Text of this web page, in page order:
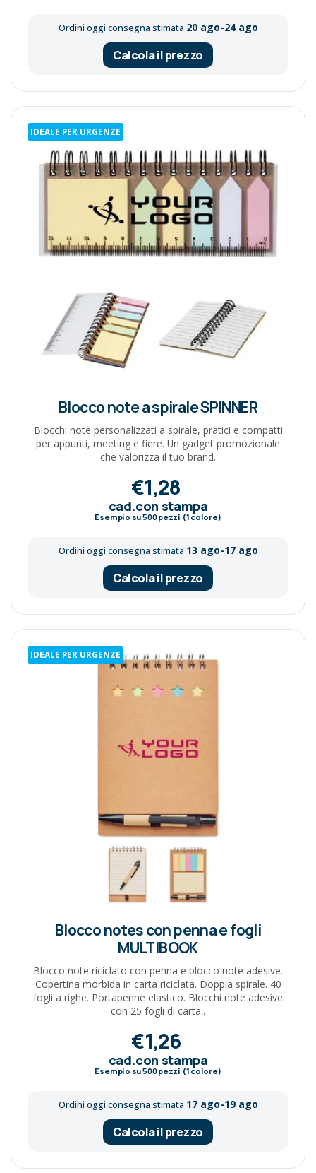
Ordini oggi consegna stimata 20 ago-24 ago
Calcola il prezzo
IDEALE PER URGENZE
Blocco note a spirale SPINNER
Blocchi note personalizzati a spirale, pratici e compatti
per appunti, meeting e fiere. Un gadget promozionale
che valorizza il tuo brand.
€1,28
cad.con stampa
Esempio su500pezzi (1 colore)
Ordini oggi consegna stimata 13 ago-17 ago
Calcola il prezzo
IDEALE PER URGENZE
Blocco notes con penna e fogli
MULTIBOOK
Blocco note riciclato con penna e blocco note adesive.
Copertina morbida in carta riciclata. Doppia spirale. 40
fogli a righe. Portapenne elastico. Blocchi note adesive
con 25 fogli di carta..
€1,26
cad.con stampa
Esempio su500pezzi (1 colore)
Ordini oggi consegna stimata 17 ago-19 ago
Calcola il prezzo